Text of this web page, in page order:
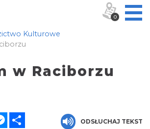
Kulturowe
w Raciborzu
Messenger
ODSŁUCHAJ TEKST
0